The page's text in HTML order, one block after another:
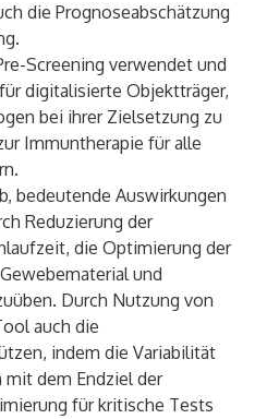
die Prognoseabschätzung
Screening verwendet und
digitalisierte Objektträger,
bei ihrer Zielsetzung zu
Immuntherapie für alle
bedeutende Auswirkungen
Reduzierung der
die Optimierung der
und
Durch Nutzung von
auch die
indem die Variabilität
dem Endziel der
für kritische Tests